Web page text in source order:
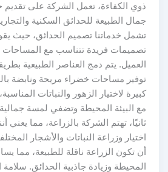
ذوي الكفاءة، تعمل الشركة على تقديم
جمال الطبيعة للحدائق السكنية
تشمل خدماتنا تصميم الحدائق، حيث
تصميمات فريدة تتناسب مع المساحات
العميل. يتم دمج العناصر الطبيعية
توفير مساحات خضراء مريحة ونابضة
كبيرة لاختيار الزهور والنباتات
مع البيئة المحيطة وتضفي لمسة
ثانيًا، تهتم الشركة بالزراعة، مما يعني
اختيار وزراعة النباتات والأشجار
أن تكون الزراعة ناقلة للطبيعة، مما
المحيطة وزيادة جاذبية الحدائق. سلامة